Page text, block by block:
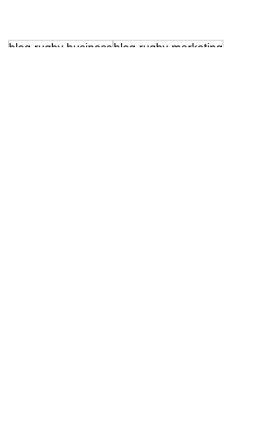
blog rugby businessblog rugby marketing